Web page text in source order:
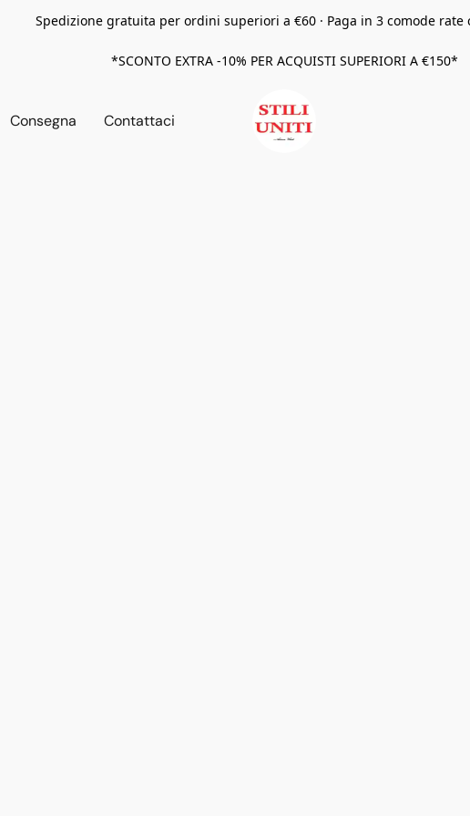
Spedizione gratuita per ordini superiori a €60 · Paga in 3 comode rate
*SCONTO EXTRA -10% PER ACQUISTI SUPERIORI A €150*
Consegna Contattaci